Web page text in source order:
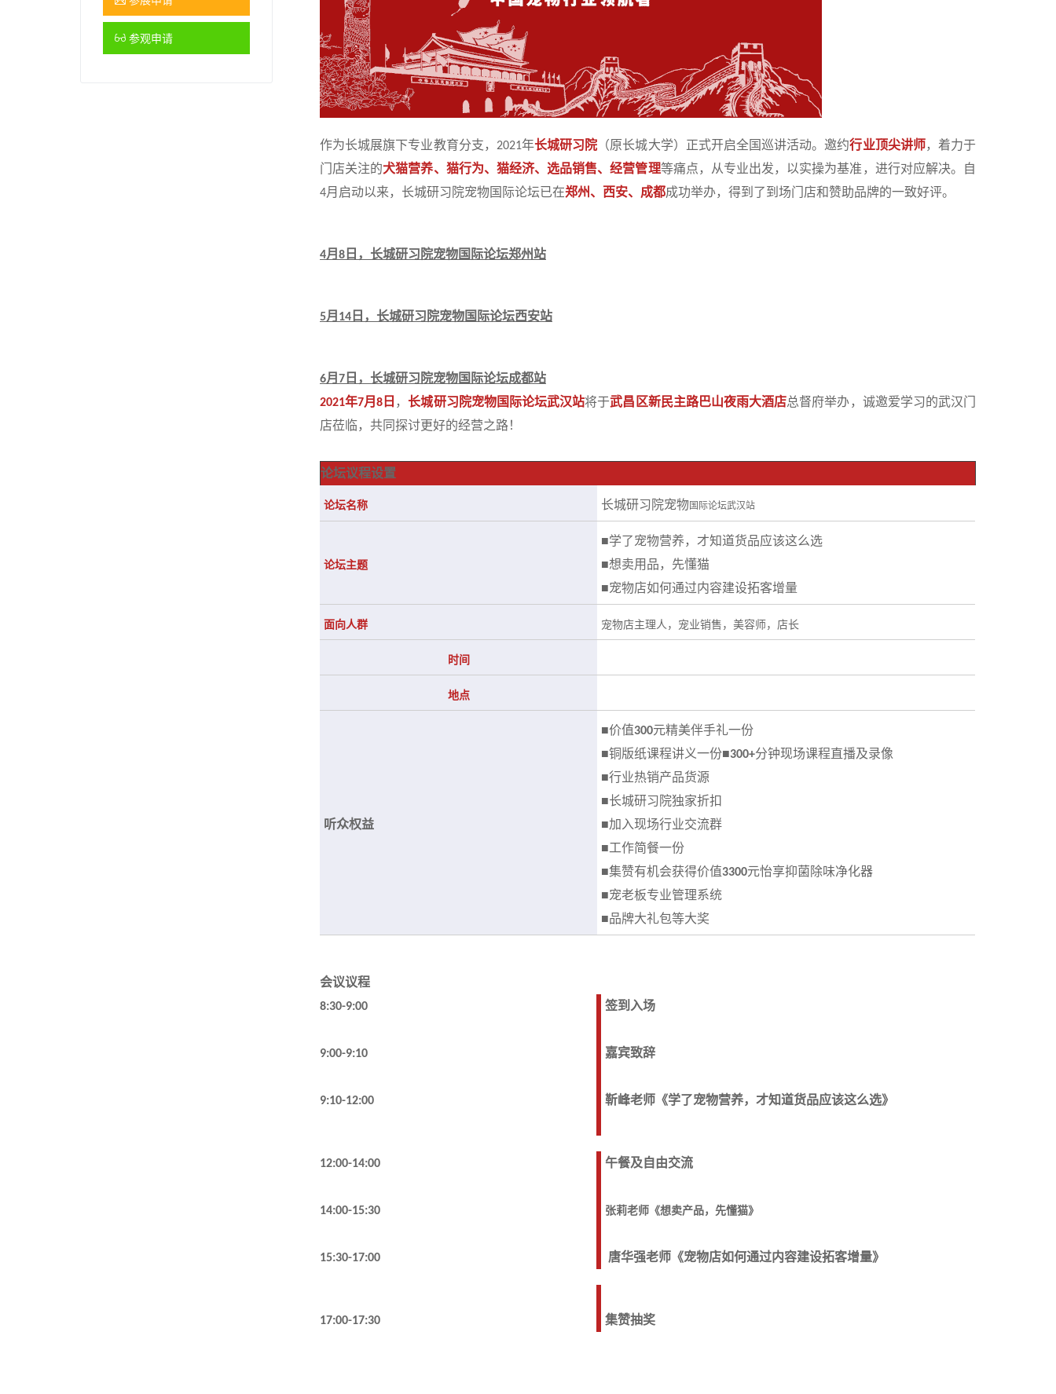
作为长城展旗下专业教育分支， 2021年长城研习院 （原长城大学）正式开启全国巡讲活动。邀约行业顶尖讲师，着力于
门店关注的犬猫营养、猫行为、猫经济、选品销售、经营管理等痛点，从专业出发，以实操为基准，进行对应解决。自
4月启动以来，长城研习院宠物国际论坛已在郑州、西安、成都成功举办，得到了到场门店和赞助品牌的一致好评。
4月 8 日，长城研习院宠物国际论坛郑州站
5月 14 日，长城研习院宠物国际论坛西安站
6月 7 日，长城研习院宠物国际论坛成都站
2021年7月8 日 ，长城研习院宠物国际论坛武汉站将于武昌区新民主路巴山夜雨大酒店总督府举办，诚邀爱学习的武汉门
店莅临，共同探讨更好的经营之路！
论坛议程设置
论坛名称 长城研习院宠物 国际论坛武汉站
论坛主题
■学了宠物营养，才知道货品应该这么选
■想卖用品，先懂猫
■宠物店如何通过内容建设拓客增量
面向人群 宠物店主理人，宠业销售，美容师，店长
时间
地点
听众权益
■价值300元精美伴手礼一份
■铜版纸课程讲义一份■300+分钟现场课程直播及录像
■行业热销产品货源
■长城研习院独家折扣
■加入现场行业交流群
■工作简餐一份
■集赞有机会获得价值3300元怡享抑菌除味净化器
■宠老板专业管理系统
■品牌大礼包等大奖
会议议程
8:30-9:00 签到入场
9:00-9:10 嘉宾致辞
9:10-12:00 靳峰老师《学了宠物营养，才知道货品应该这么选》
12:00-14:00 午餐及自由交流
14:00-15:30 张莉老师《想卖产品，先懂猫》
15:30-17:00 唐华强老师《宠物店如何通过内容建设拓客增量》
17:00-17:30 集赞抽奖
参观申请